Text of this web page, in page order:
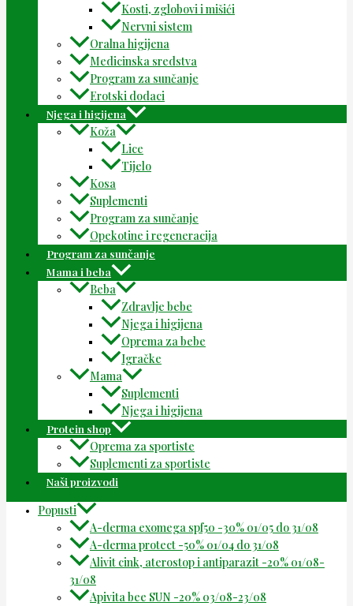
Kosti, zglobovi i mišići
Nervni sistem
Oralna higijena
Medicinska sredstva
Program za sunčanje
Erotski dodaci
Njega i higijena
Koža
Lice
Tijelo
Kosa
Suplementi
Program za sunčanje
Opekotine i regeneracija
Program za sunčanje
Mama i beba
Beba
Zdravlje bebe
Njega i higijena
Oprema za bebe
Igračke
Mama
Suplementi
Njega i higijena
Protein shop
Oprema za sportiste
Suplementi za sportiste
Naši proizvodi
Popusti
A-derma exomega spf50 -30% 01/05 do 31/08
A-derma protect -50% 01/04 do 31/08
Alivit cink, aterostop i antiparazit -20% 01/08-
31/08
Apivita bee SUN -20% 03/08-23/08